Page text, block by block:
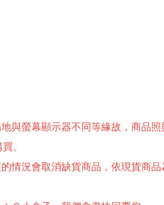
與螢幕顯示器不同等緣故，商品
。
情況會取消缺貨商品，依現貨商